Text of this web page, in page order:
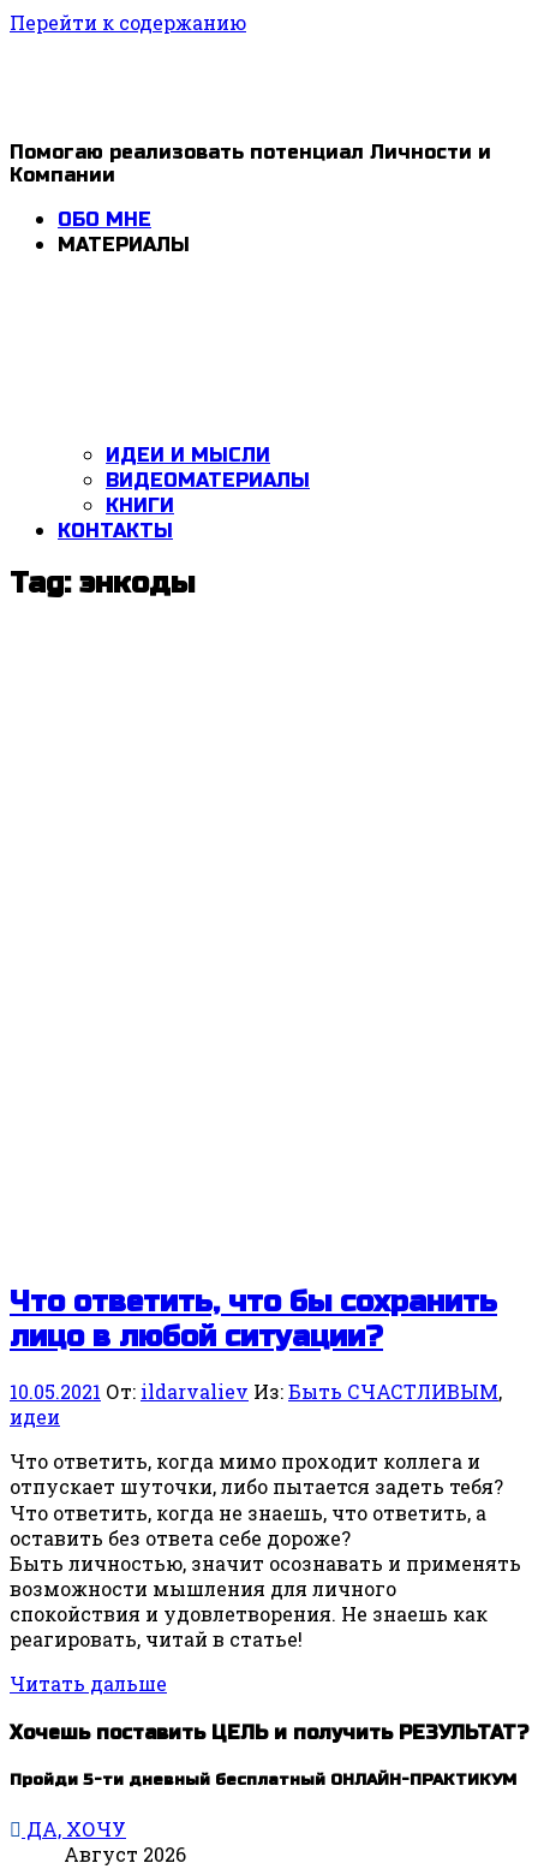
Перейти к содержанию
1ldar
Valiev
Помогаю реализовать потенциал Личности и
Компании
ОБО МНЕ
МАТЕРИАЛЫ
ИДЕИ И МЫСЛИ
ВИДЕОМАТЕРИАЛЫ
КНИГИ
КОНТАКТЫ
Tag: энкоды
Что ответить, что бы сохранить
лицо в любой ситуации?
10.05.2021 От: ildarvaliev Из:Быть СЧАСТЛИВЫМ,
идеи
Что ответить, когда мимо проходит коллега и
отпускает шуточки, либо пытается задеть тебя?
Что ответить, когда не знаешь, что ответить, а
оставить без ответа себе дороже?
Быть личностью, значит осознавать и применять
возможности мышления для личного
спокойствия и удовлетворения. Не знаешь как
реагировать, читай в статье!
Читать дальше
Хочешь поставить ЦЕЛЬ и получить РЕЗУЛЬТАТ?
Пройди 5-ти дневный бесплатный ОНЛАЙН-ПРАКТИКУМ
ДА, ХОЧУ
Август 2026